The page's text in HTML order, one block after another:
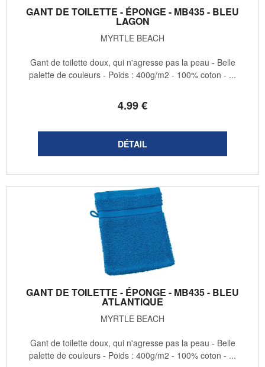
GANT DE TOILETTE - ÉPONGE - MB435 - BLEU
LAGON
MYRTLE BEACH
4.99€
Gant de toilette doux, qui n'agresse pas la peau - Belle
palette de couleurs - Poids : 400g/m2 - 100% coton - ...
GANT DE TOILETTE - ÉPONGE - MB435 - BLEU
ATLANTIQUE
MYRTLE BEACH
Gant de toilette doux, qui n'agresse pas la peau - Belle
palette de couleurs - Poids : 400g/m2 - 100% coton - ...